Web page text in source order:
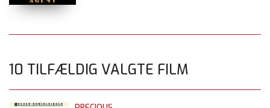
10 TILFÆLDIG VALGTE FILM